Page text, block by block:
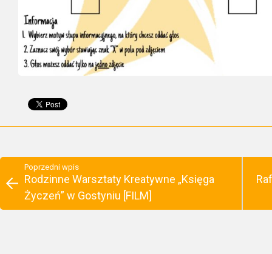
Poprzedni wpis
Rodzinne Warsztaty Kreatywne „Księga
Życzeń” w Gostyniu [FILM]